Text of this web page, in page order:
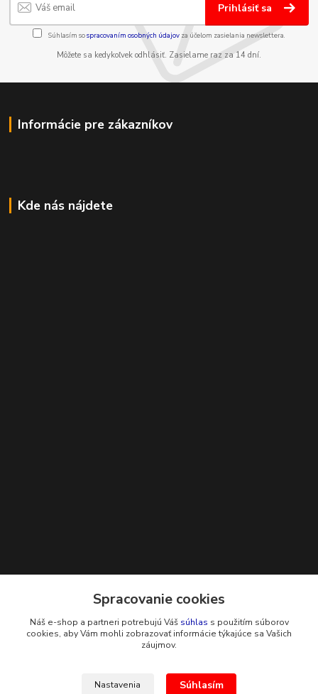
Prihlásiť sa
Súhlasím sospracovaním osobných údajov za účelom zasielania newslettera.
Môžete sa kedykoľvek odhlásiť. Zasielame raz za 14 dní.
Informácie pre zákazníkov
Kde nás nájdete
+421 948 229 224
Spracovanie cookies
Náš e-shop a partneri potrebujú Váš súhlas s použitím súborov
cookies, aby Vám mohli zobrazovať informácie týkajúce sa Vašich
záujmov.
Nastavenia Súhlasím